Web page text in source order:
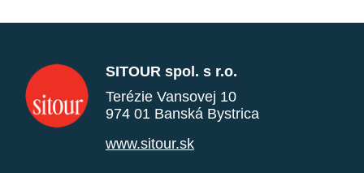
SITOUR spol. s r.o.
Terézie Vansovej 10
974 01 Banská Bystrica
www.sitour.sk